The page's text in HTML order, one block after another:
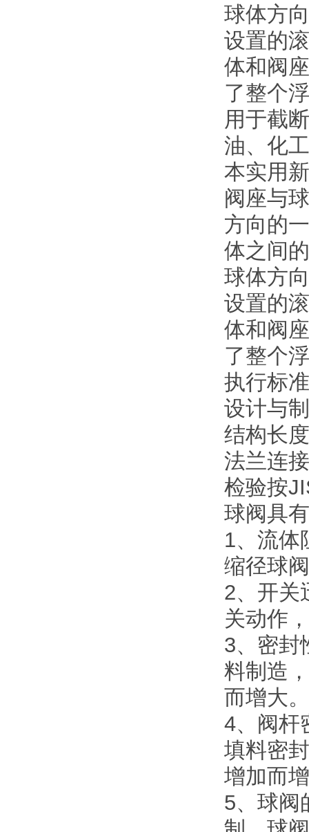
球体方
设置的
体和阀
了整个
用于截
油、化
本实用
阀座与
方向的
体之间
球体方
设置的
体和阀
了整个
执行标
设计与
结构长
法兰连
检验按
球阀具
1、流体
缩径球
2、开关
关动作
3、密封
料制造
而增大。
4、阀杆
填料密
增加而
5、球阀